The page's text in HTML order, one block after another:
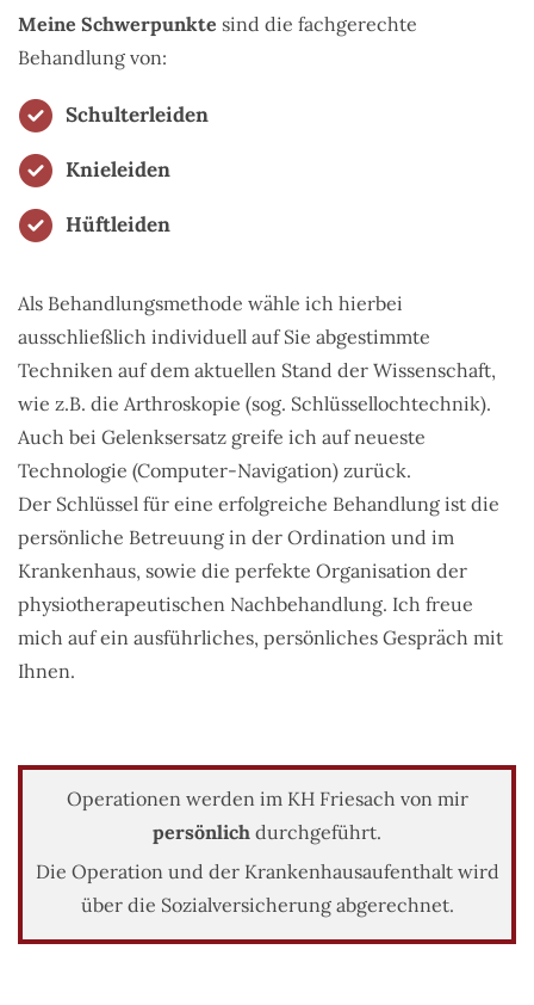
Meine Schwerpunkte sind die fachgerechte
Behandlung von:
Schulterleiden
Knieleiden
Hüftleiden
Als Behandlungsmethode wähle ich hierbei
ausschließlich individuell auf Sie abgestimmte
Techniken auf dem aktuellen Stand der Wissenschaft,
wie z.B. die Arthroskopie (sog. Schlüssellochtechnik).
Auch bei Gelenksersatz greife ich auf neueste
Technologie (Computer-Navigation) zurück.
Der Schlüssel für eine erfolgreiche Behandlung ist die
persönliche Betreuung in der Ordination und im
Krankenhaus, sowie die perfekte Organisation der
physiotherapeutischen Nachbehandlung. Ich freue
mich auf ein ausführliches, persönliches Gespräch mit
Ihnen.
Operationen werden im KH Friesach von mir
persönlich durchgeführt.
Die Operation und der Krankenhausaufenthalt wird
über die Sozialversicherung abgerechnet.